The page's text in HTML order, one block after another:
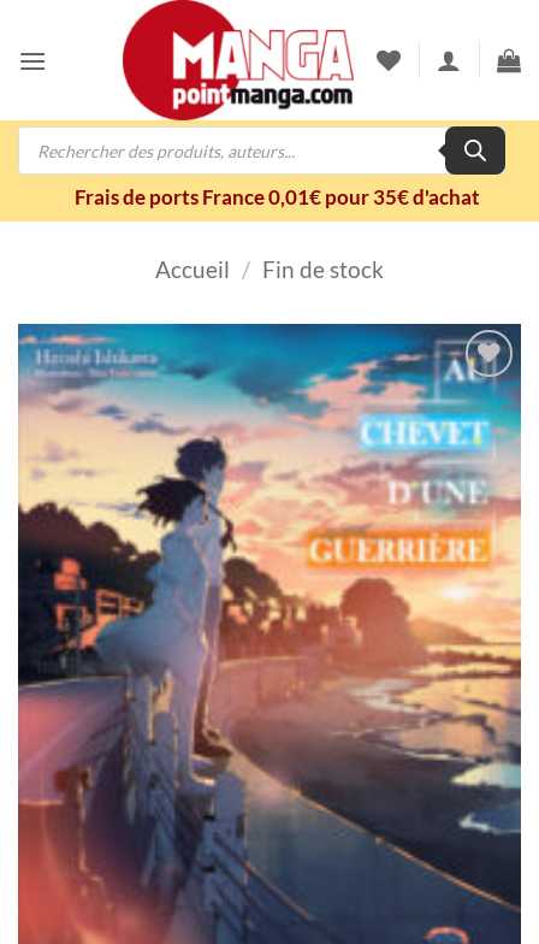
contenu
Recherche
Frais de ports France 0,01€ pour 35€ d'achat
Accueil / Fin de stock
Ajouter
à la
wishlist